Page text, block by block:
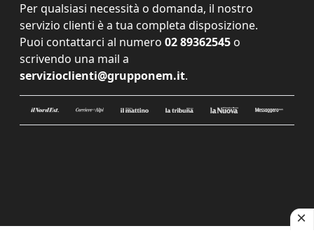
Per qualsiasi necessità o domanda, il nostro
servizio clienti è a tua completa disposizione.
Puoi contattarci al numero 02 89362545 o
scrivendo una mail a
servizioclienti@grupponem.it.